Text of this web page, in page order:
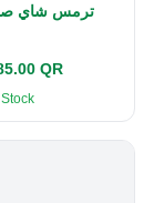
ترمس شاي
QR
Stock